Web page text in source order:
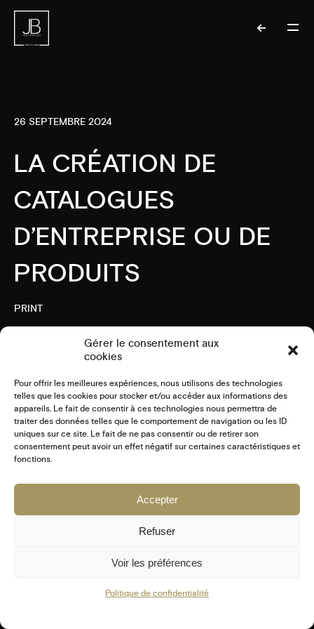
Gérer le consentement aux
cookies
Pour offrir les meilleures expériences, nous utilisons des technologies
telles que les cookies pour stocker et/ou accéder aux informations des
appareils. Le fait de consentir à ces technologies nous permettra de
traiter des données telles que le comportement de navigation ou les ID
uniques sur ce site. Le fait de ne pas consentir ou de retirer son
consentement peut avoir un effet négatif sur certaines caractéristiques et
fonctions.
Accepter
Refuser
Voir les préférences
Politique de confidentialité
26 SEPTEMBRE 2024
LA CRÉATION DE
CATALOGUES
D’ENTREPRISE OU DE
PRODUITS
PRINT